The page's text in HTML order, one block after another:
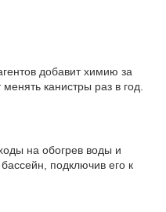
добавит химию за
канистры раз в год.
на обогрев воды и
подключив его к